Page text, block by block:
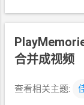
合并成视频
查看相关主题: